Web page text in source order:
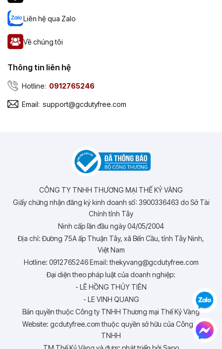
Liên hệ qua Zalo
Về chúng tôi
Thông tin liên hệ
Hotline: 0912765246
Email: support@gcdutyfree.com
CÔNG TY TNHH THƯƠNG MẠI THẾ KỶ VÀNG
Giấy chứng nhận đăng ký kinh doanh số: 3900336463 do Sở Tài
Chính tỉnh Tây
Ninh cấp lần đầu ngày 04/05/2004
Địa chỉ: Đường 75A ấp Thuận Tây, xã Bến Cầu, tỉnh Tây Ninh,
Việt Nam
Hotline: 0912765246 Email: thekyvang@gcdutyfree.com
Đại diện theo pháp luật của doanh nghiệp:
- LÊ HỒNG THỦY TIÊN
- LE VINH QUANG
Bản quyền thuộc Công ty TNHH Thương mại Thế Kỷ Vàng
Website: gcdutyfree.com thuộc quyền sở hữu của Công ty
TNHH